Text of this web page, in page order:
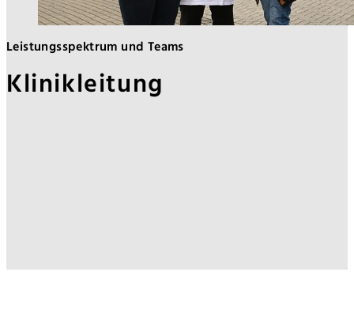
Leistungsspektrum und Teams
Klinikleitung